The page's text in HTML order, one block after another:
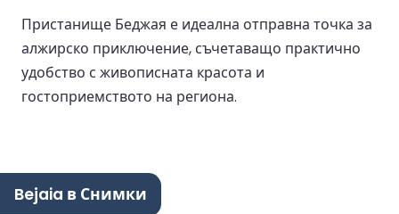
Пристанище Беджая е идеална отправна точка за
алжирско приключение, съчетаващо практично
удобство с живописната красота и
гостоприемството на региона.
Bejaia в Снимки